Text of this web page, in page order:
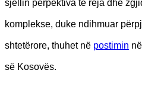
sjellin perpektiva të reja dhe
komplekse, duke ndihmuar
shtetërore, thuhet në postimin
së Kosovës.